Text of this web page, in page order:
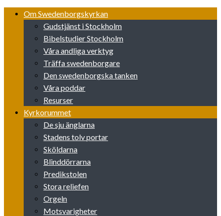
Skip
Om Swedenborgskyrkan
Gudstjänst i Stockholm
Bibelstudier Stockholm
Våra andliga verktyg
Träffa swedenborgare
Den swedenborgska tanken
Våra poddar
Resurser
Kyrkorummet
De sju änglarna
Stadens tolv portar
Sköldarna
Blinddörrarna
Predikstolen
Stora reliefen
Orgeln
Motsvarigheter